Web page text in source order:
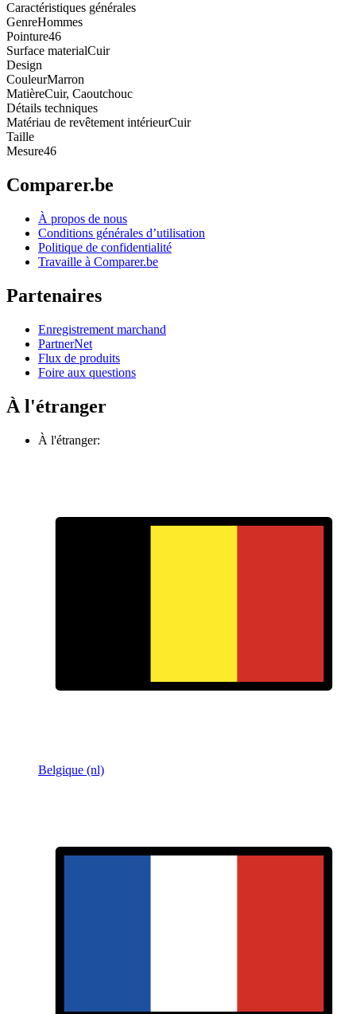
Caractéristiques générales
GenreHommes
Pointure46
Surface materialCuir
Design
CouleurMarron
MatièreCuir, Caoutchouc
Détails techniques
Matériau de revêtement intérieurCuir
Taille
Mesure46
Comparer.be
À propos de nous
Conditions générales d’utilisation
Politique de confidentialité
Travaille à Comparer.be
Partenaires
Enregistrement marchand
PartnerNet
Flux de produits
Foire aux questions
À l'étranger
À l'étranger:
Belgique (nl)